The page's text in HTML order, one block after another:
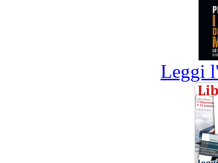
Leggi